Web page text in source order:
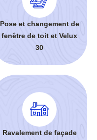
Pose et changement de
fenêtre de toit et Velux
30
Ravalement de façade